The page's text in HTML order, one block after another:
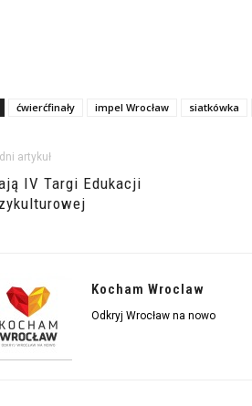
ćwierćfinały impel Wrocław siatkówka
artykuł
IV Targi Edukacji
Kocham Wroclaw
Odkryj Wrocław na nowo